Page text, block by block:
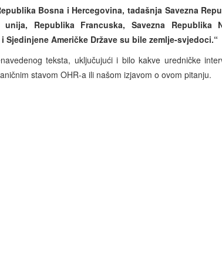
Bosna i Hercegovina, tadašnja Savezna
Republika Francuska, Savezna Republika
Američke Države su bile zemlje-svjedoci.“
teksta, uključujući i bilo kakve uredničke
stavom OHR-a ili našom izjavom o ovom pitanju.